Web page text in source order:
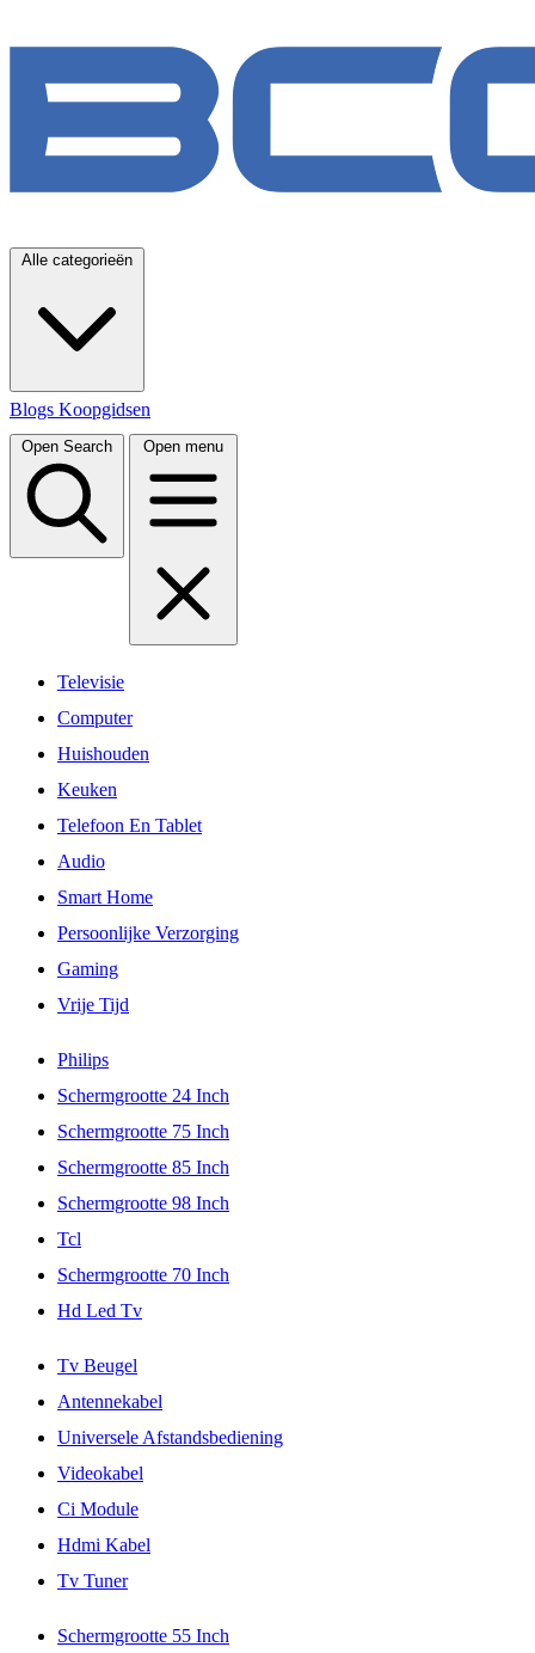
Alle categorieën
Blogs Koopgidsen
Open Search Open menu
Televisie
Computer
Huishouden
Keuken
Telefoon En Tablet
Audio
Smart Home
Persoonlijke Verzorging
Gaming
Vrije Tijd
Philips
Schermgrootte 24 Inch
Schermgrootte 75 Inch
Schermgrootte 85 Inch
Schermgrootte 98 Inch
Tcl
Schermgrootte 70 Inch
Hd Led Tv
Tv Beugel
Antennekabel
Universele Afstandsbediening
Videokabel
Ci Module
Hdmi Kabel
Tv Tuner
Schermgrootte 55 Inch